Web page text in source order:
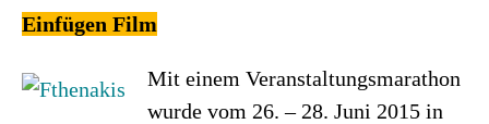
Einfügen Film
Mit einem Veranstaltungsmarathon
wurde vom 26. – 28. Juni 2015 in